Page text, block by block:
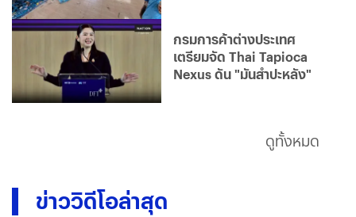
กรมการค้าต่างประเทศ
เตรียมจัด Thai Tapioca
Nexus ดัน "มันสำปะหลัง"
ดูทั้งหมด
ข่าววิดีโอล่าสุด